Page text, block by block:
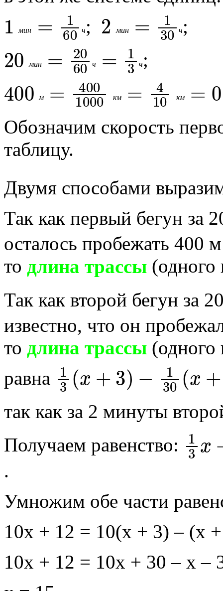
мин ч
1 1 ч
; ми н ч
2 1 ;
ми н ч ч
20 20 = ;
м км км
400 4001000 = м
Обозначим скорость
таблицу.
Двумя способами
Так как первый бегун за
осталось пробежать 400
то длина трассы (одного
Так как второй бегун за
известно, что он
то длина трассы (одного
равна 1 3( + )− ( + к
так как за 2 минуты
Получаем равенство: 1
.
Умножим обе части
10х + 12 = 10(х + 3) – (х
10х + 12 = 10х + 30 – х –